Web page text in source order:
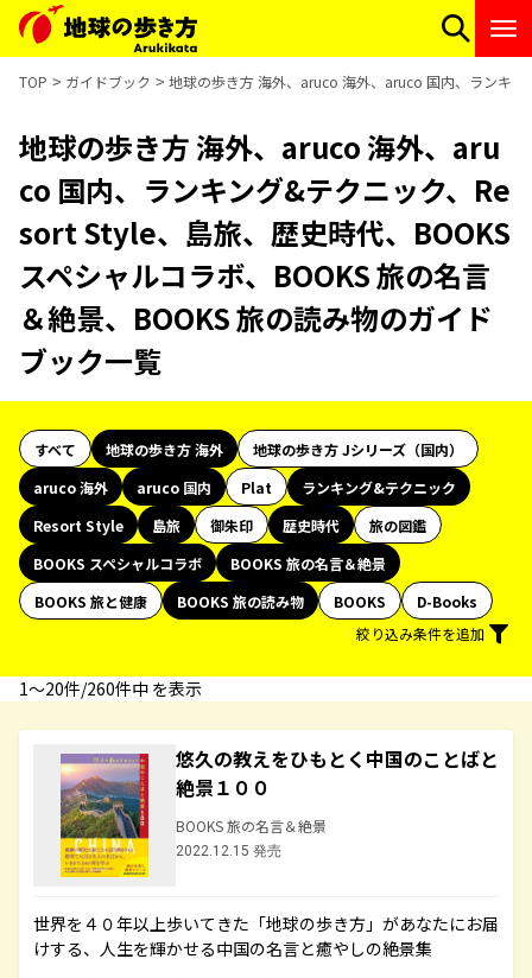
TOP ガイドブック 地球の歩き方 海外、aruco 海外、aruco 国内、ランキン
地球の歩き方 海外、aruco 海外、aru
co 国内、ランキング&テクニック、Re
sort Style、島旅、歴史時代、BOOKS
スペシャルコラボ、BOOKS 旅の名言
＆絶景、BOOKS 旅の読み物のガイド
ブック一覧
すべて 地球の歩き方 海外
地球の歩き方 Jシリーズ（国内）
aruco 海外
aruco 国内 Plat
ランキング&テクニック
Resort Style
島旅 御朱印 歴史時代
旅の図鑑
BOOKS スペシャルコラボ
BOOKS 旅の名言＆絶景
BOOKS 旅と健康
BOOKS 旅の読み物 BOOKS
D-Books
絞り込み条件を追加
1〜20件/260件中 を表示
悠久の教えをひもとく中国のことばと
絶景１００
BOOKS 旅の名言＆絶景
2022.12.15 発売
世界を４０年以上歩いてきた「地球の歩き方」があなたにお届
けする、人生を輝かせる中国の名言と癒やしの絶景集